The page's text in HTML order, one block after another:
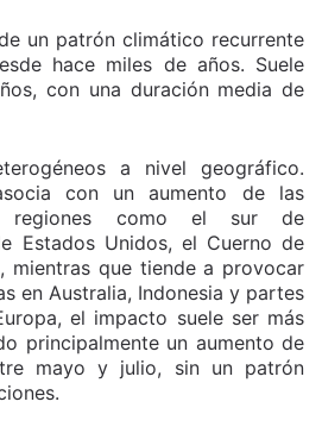
un patrón climático recurrente
hace miles de años. Suele
con una duración media de
a nivel geográfico.
con un aumento de las
regiones como el sur de
Estados Unidos, el Cuerno de
mientras que tiende a provocar
en Australia, Indonesia y partes
el impacto suele ser más
principalmente un aumento de
mayo y julio, sin un patrón